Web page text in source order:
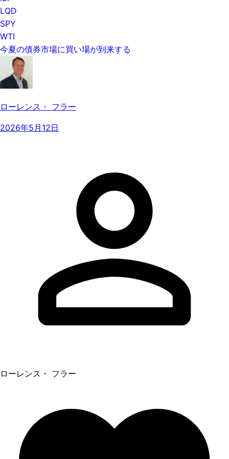
LQD
SPY
WTI
今夏の債券市場に買い場が到来する
ローレンス・ フラー
2026年5月12日
ローレンス・ フラー